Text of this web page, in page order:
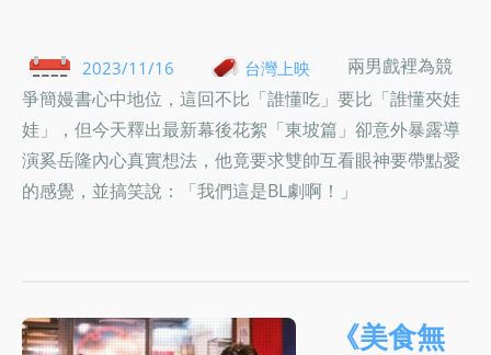
2023/11/16 台灣上映
兩男戲裡為競
爭簡嫚書心中地位，這回不比「誰懂吃」要比「誰懂夾娃
娃」，但今天釋出最新幕後花絮「東坡篇」卻意外暴露導
演奚岳隆內心真實想法，他竟要求雙帥互看眼神要帶點愛
的感覺，並搞笑說：「我們這是BL劇啊！」
《美食無